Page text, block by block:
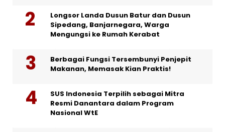
Longsor Landa Dusun Batur dan Dusun
Sipedang, Banjarnegara, Warga
Mengungsi ke Rumah Kerabat
Berbagai Fungsi Tersembunyi Penjepit
Makanan, Memasak Kian Praktis!
SUS Indonesia Terpilih sebagai Mitra
Resmi Danantara dalam Program
Nasional WtE